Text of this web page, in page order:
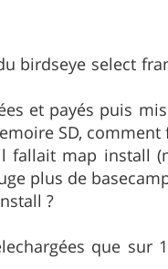
birdseye select
et payés puis
SD, comment
map install
plus de
?
que sur